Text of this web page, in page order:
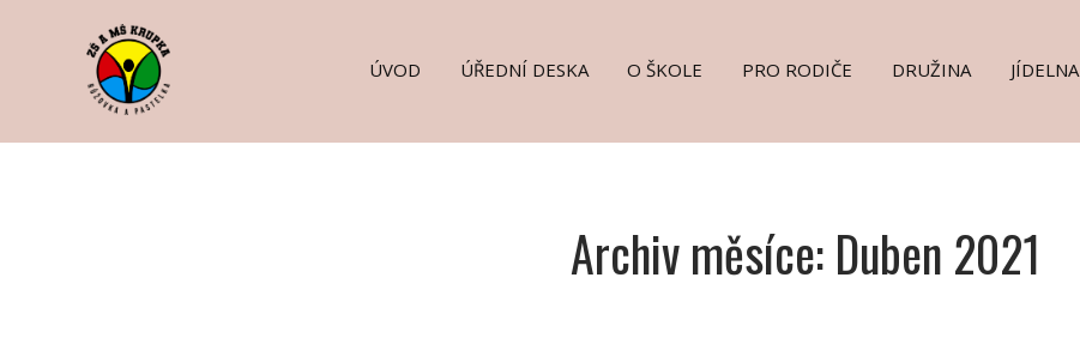
ÚVOD ÚŘEDNÍ DESKA O ŠKOLE PRO RODIČE DRUŽINA JÍDELNA
Archiv měsíce: Duben 2021